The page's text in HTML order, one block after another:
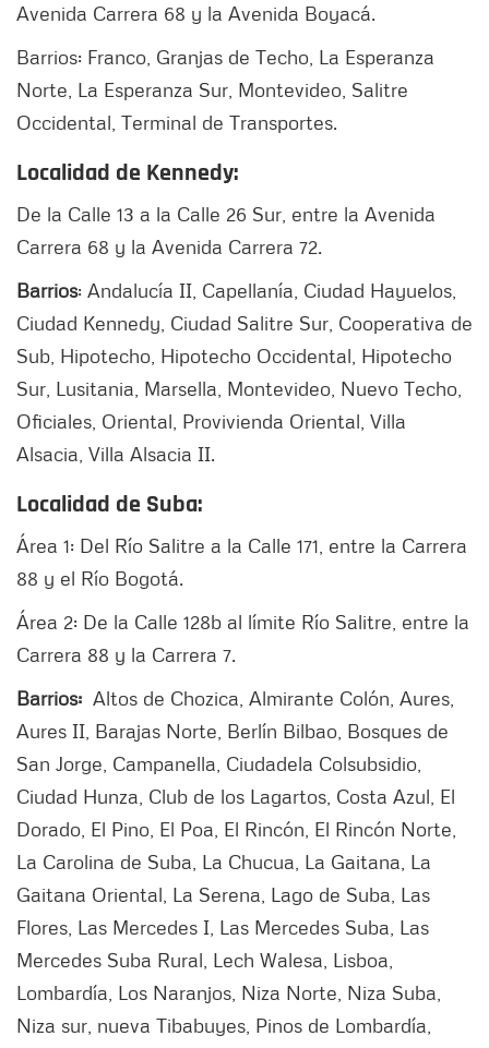
Avenida Carrera 68 y la Avenida Boyacá.
Barrios: Franco, Granjas de Techo, La Esperanza
Norte, La Esperanza Sur, Montevideo, Salitre
Occidental, Terminal de Transportes.
Localidad de Kennedy:
De la Calle 13 a la Calle 26 Sur, entre la Avenida
Carrera 68 y la Avenida Carrera 72.
Barrios: Andalucía II, Capellanía, Ciudad Hayuelos,
Ciudad Kennedy, Ciudad Salitre Sur, Cooperativa de
Sub, Hipotecho, Hipotecho Occidental, Hipotecho
Sur, Lusitania, Marsella, Montevideo, Nuevo Techo,
Oficiales, Oriental, Provivienda Oriental, Villa
Alsacia, Villa Alsacia II.
Localidad de Suba:
Área 1: Del Río Salitre a la Calle 171, entre la Carrera
88 y el Río Bogotá.
Área 2: De la Calle 128b al límite Río Salitre, entre la
Carrera 88 y la Carrera 7.
Barrios: Altos de Chozica, Almirante Colón, Aures,
Aures II, Barajas Norte, Berlín Bilbao, Bosques de
San Jorge, Campanella, Ciudadela Colsubsidio,
Ciudad Hunza, Club de los Lagartos, Costa Azul, El
Dorado, El Pino, El Poa, El Rincón, El Rincón Norte,
La Carolina de Suba, La Chucua, La Gaitana, La
Gaitana Oriental, La Serena, Lago de Suba, Las
Flores, Las Mercedes I, Las Mercedes Suba, Las
Mercedes Suba Rural, Lech Walesa, Lisboa,
Lombardía, Los Naranjos, Niza Norte, Niza Suba,
Niza sur, nueva Tibabuyes, Pinos de Lombardía,